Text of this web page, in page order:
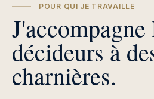
POUR QUI JE TRAVAILLE
J'accompagne
décideurs à
charnières.